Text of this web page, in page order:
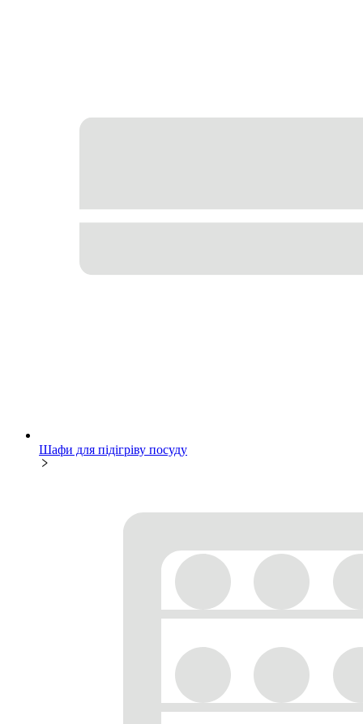
Шафи для підігріву посуду